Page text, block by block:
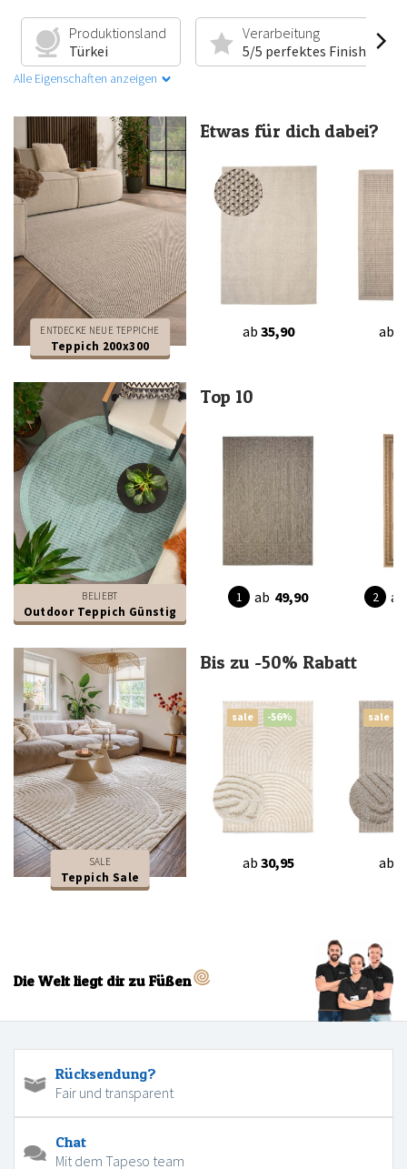
Produktionsland
Türkei
Verarbeitung
5/5 perfektes Finish
Alle Eigenschaften anzeigen
ENTDECKE NEUE TEPPICHE
Teppich 200x300
Etwas für dich dabei?
ab 35,90 ab
BELIEBT
Outdoor Teppich Günstig
Top 10
ab 49,90 ab
SALE
Teppich Sale
Bis zu -50% Rabatt
sale -56%
ab 30,95
sale
ab
Die Welt liegt dir zu Füßen
Rücksendung?
Fair und transparent
Chat
Mit dem Tapeso team